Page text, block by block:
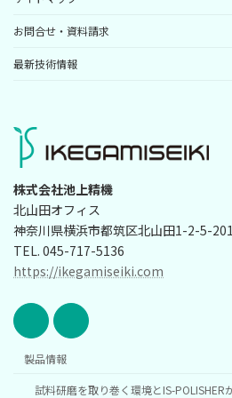
お問合せ・資料請求
最新技術情報
株式会社池上精機
北山田オフィス
神奈川県横浜市都筑区北山田1-2-5-201
TEL. 045-717-5136
https://ikegamiseiki.com
製品情報
試料研磨を取り巻く環境とIS-POLISHER